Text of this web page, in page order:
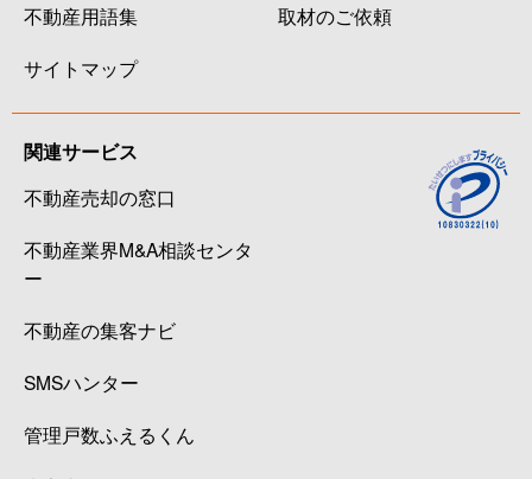
不動産用語集
サイトマップ
取材のご依頼
関連サービス
不動産売却の窓口
不動産業界M&A相談センタ
ー
不動産の集客ナビ
SMSハンター
管理戸数ふえるくん